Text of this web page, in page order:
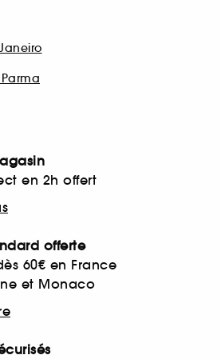
en 2h offert
offerte
60€ en France
et Monaco